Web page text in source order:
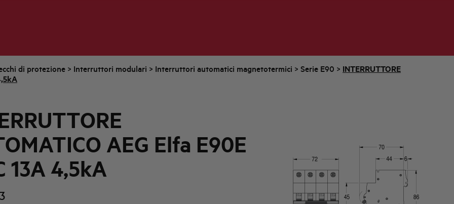
di protezione > Interruttori modulari > Interruttori automatici magnetotermici > Serie E90 > INTERRUTTORE
AEG Elfa E90E
13A 4,5kA